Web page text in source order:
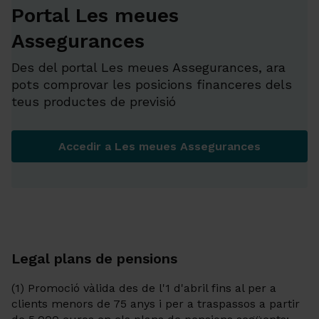
Portal Les meues
Assegurances
Des del portal Les meues Assegurances, ara
pots comprovar les posicions financeres dels
teus productes de previsió
Accedir a Les meues Assegurances
Portal Les meues
Legal plans de pensions
(1) Promoció vàlida des de l'1 d'abril fins al per a
clients menors de 75 anys i per a traspassos a partir